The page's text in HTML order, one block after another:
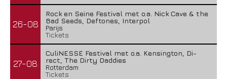
26-08
Rock en Seine Festival met o.a. Nick Cave & the
Bad Seeds, Deftones, Interpol
Parijs
Tickets
27-08
CuliNESSE Festival met o.a. Kensington, Di-
rect, The Dirty Daddies
Rotterdam
Tickets